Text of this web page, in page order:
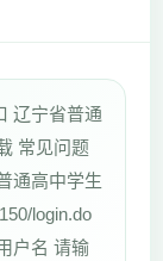
辽宁省普通
常见问题
通高中学生
login.do
户名 请输